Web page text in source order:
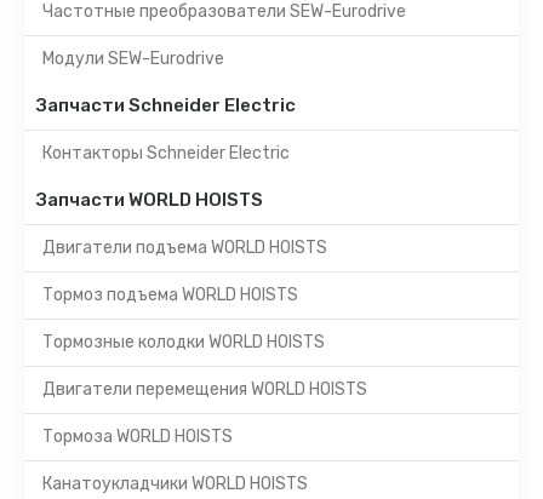
Частотные преобразователи SEW-Eurodrive
Модули SEW-Eurodrive
Запчасти Schneider Electric
Контакторы Schneider Electric
Запчасти WORLD HOISTS
Двигатели подъема WORLD HOISTS
Тормоз подъема WORLD HOISTS
Тормозные колодки WORLD HOISTS
Двигатели перемещения WORLD HOISTS
Тормоза WORLD HOISTS
Канатоукладчики WORLD HOISTS